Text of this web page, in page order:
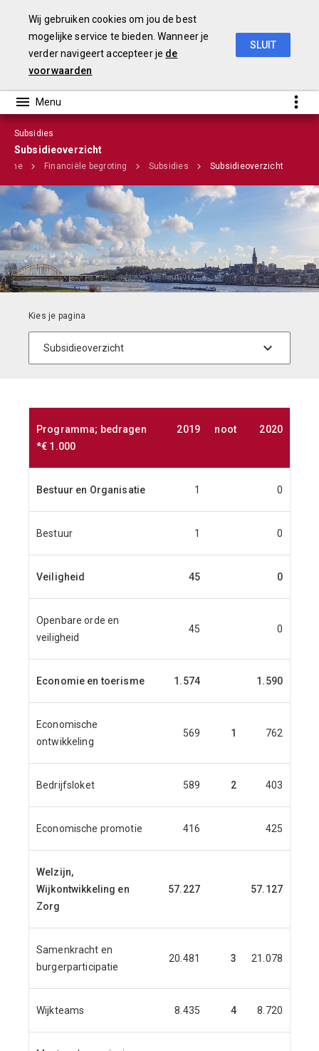
Subsidies
Subsidieoverzicht
Financiële begroting Subsidies Subsidieoverzicht
Programma; bedragen
*€ 1.000
2019 noot 2020
Bestuur en Organisatie 1 0
Bestuur 1 0
Veiligheid 45 0
Openbare orde en
veiligheid
45 0
Economie en toerisme 1.574 1.590
Economische
ontwikkeling
569 1 762
Bedrijfsloket 589 2 403
Economische promotie 416 425
Welzijn,
Wijkontwikkeling en
Zorg
57.227 57.127
Samenkracht en
burgerparticipatie
20.481 3 21.078
Wijkteams 8.435 4 8.720
Wij gebruiken cookies om jou de best
mogelijke service te bieden. Wanneer je
verder navigeert accepteer je de
voorwaarden
SLUIT